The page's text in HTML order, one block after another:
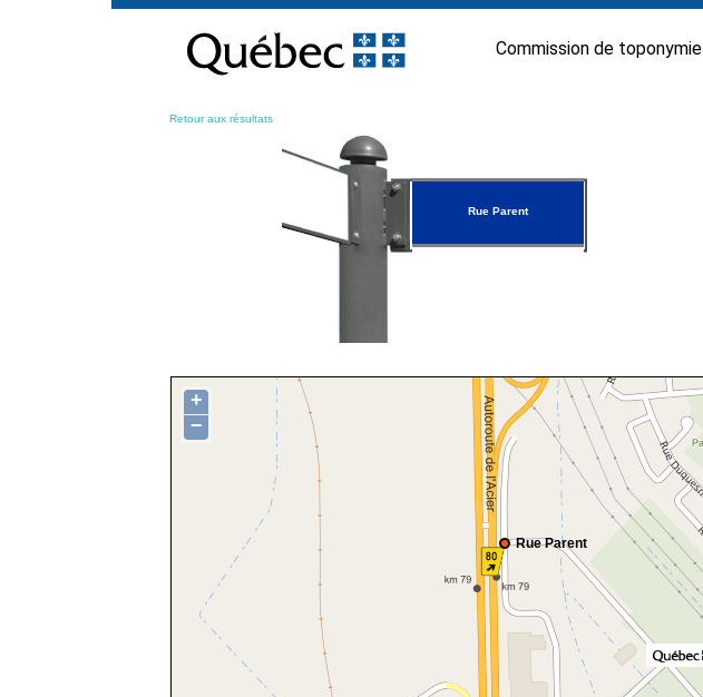
contenu
Commission de toponymie
Retour aux résultats
Rue Parent
Rue Parent
+
−